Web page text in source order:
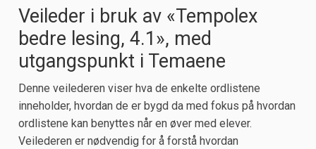
Veileder i bruk av «Tempolex
bedre lesing, 4.1», med
utgangspunkt i Temaene
Denne veilederen viser hva de enkelte ordlistene
inneholder, hvordan de er bygd da med fokus på hvordan
ordlistene kan benyttes når en øver med elever.
Veilederen er nødvendig for å forstå hvordan